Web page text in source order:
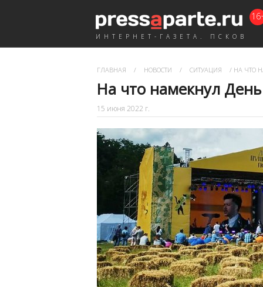
ИНТЕРНЕТ-ГАЗЕТА. ПСКОВ
ГЛАВНАЯ / НОВОСТИ / СИТУАЦИЯ / НА ЧТО
На что намекнул
15 июня 2022 г.